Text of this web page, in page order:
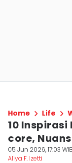
Home Life
10
core,
05 Jun 2026, 17:03 WIB
Aliya F. Izetti